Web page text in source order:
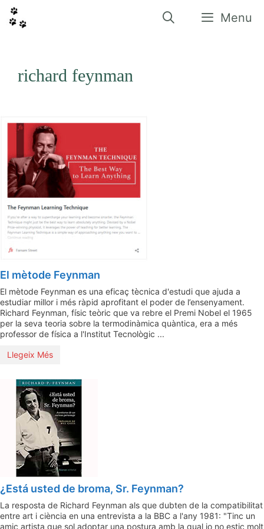
contingut
Menu
richard feynman
El mètode Feynman
El mètode Feynman es una eficaç tècnica d'estudi que ajuda a
estudiar millor i més ràpid aprofitant el poder de l’ensenyament.
Richard Feynman, físic teòric que va rebre el Premi Nobel el 1965
per la seva teoria sobre la termodinàmica quàntica, era a més
professor de física a l'Institut Tecnològic ...
Llegeix Més
¿Está usted de broma, Sr. Feynman?
La resposta de Richard Feynman als que dubten de la compatibilitat
entre art i ciència en una entrevista a la BBC a l'any 1981: "Tinc un
amic artista que sol adoptar una postura amb la qual jo no estic molt